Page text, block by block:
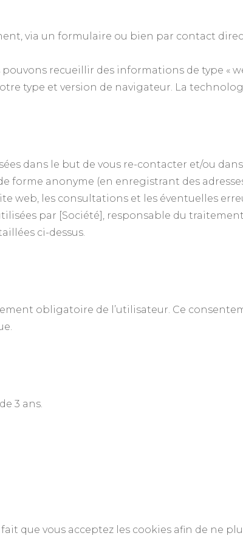
via un formulaire ou bien par contact
recueillir des informations de type «
type et version de navigateur. La
dans le but de vous re-contacter et/ou
forme anonyme (en enregistrant des
web, les consultations et les éventuelles
par [Société], responsable du
ci-dessus.
obligatoire de l’utilisateur. Ce
3 ans.
que vous acceptez les cookies afin de ne